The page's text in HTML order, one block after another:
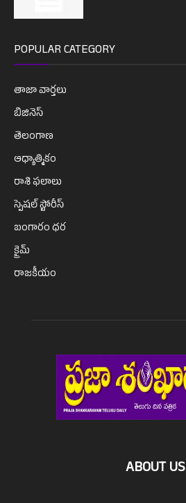
POPULAR CATEGORY
తాజా వార్తలు
బిజినెస్
తెలంగాణ
ఆధ్యాత్మికం
రాశి ఫలాలు
స్పెషల్ స్టోరీస్
బంగారం ధర
క్రైమ్
రాజకీయం
ABOUT US